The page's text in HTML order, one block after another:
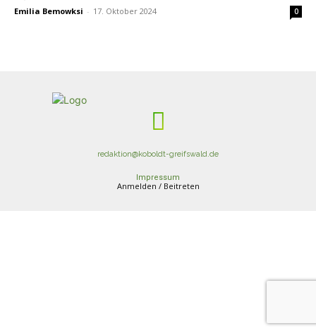
Emilia Bemowksi - 17. Oktober 2024 0
redaktion@koboldt-greifswald.de
Impressum
Anmelden / Beitreten